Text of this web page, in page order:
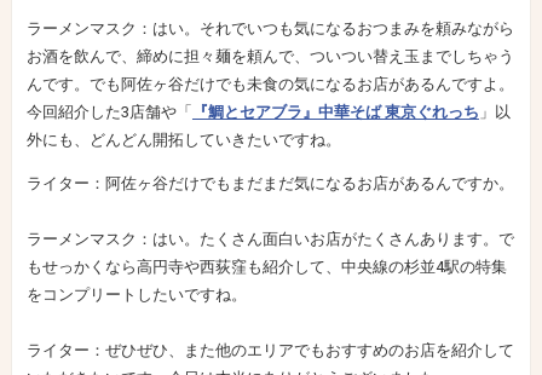
ラーメンマスク：はい。それでいつも気になるおつまみを頼みながら
お酒を飲んで、締めに担々麺を頼んで、ついつい替え玉までしちゃう
んです。でも阿佐ヶ谷だけでも未食の気になるお店があるんですよ。
今回紹介した3店舗や「
『鯛とセアブラ』中華そば 東京ぐれっち 」以
外にも、どんどん開拓していきたいですね。
ライター：阿佐ヶ谷だけでもまだまだ気になるお店があるんですか。
ラーメンマスク：はい。たくさん面白いお店がたくさんあります。で
もせっかくなら高円寺や西荻窪も紹介して、中央線の杉並4駅の特集
をコンプリートしたいですね。
ライター：ぜひぜひ、また他のエリアでもおすすめのお店を紹介して